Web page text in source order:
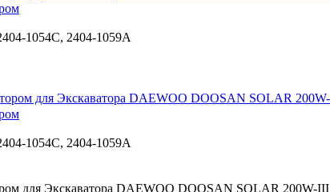
1054C, 2404-1059A
1054C, 2404-1059A
для Экскаватора DAEWOO DOOSAN SOLAR 200W-III